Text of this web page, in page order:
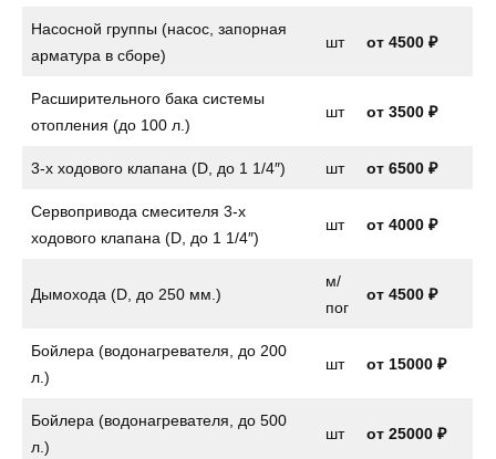
Насосной группы (насос, запорная
арматура в сборе)
шт от 4500 ₽
Расширительного бака системы
отопления (до 100 л.)
шт от 3500 ₽
3-х ходового клапана (D, до 1 1/4″) шт от 6500 ₽
Сервопривода смесителя 3-х
ходового клапана (D, до 1 1/4″)
шт от 4000 ₽
Дымохода (D, до 250 мм.)
м/
пог
от 4500 ₽
Бойлера (водонагревателя, до 200
л.)
шт от 15000 ₽
Бойлера (водонагревателя, до 500
л.)
шт от 25000 ₽